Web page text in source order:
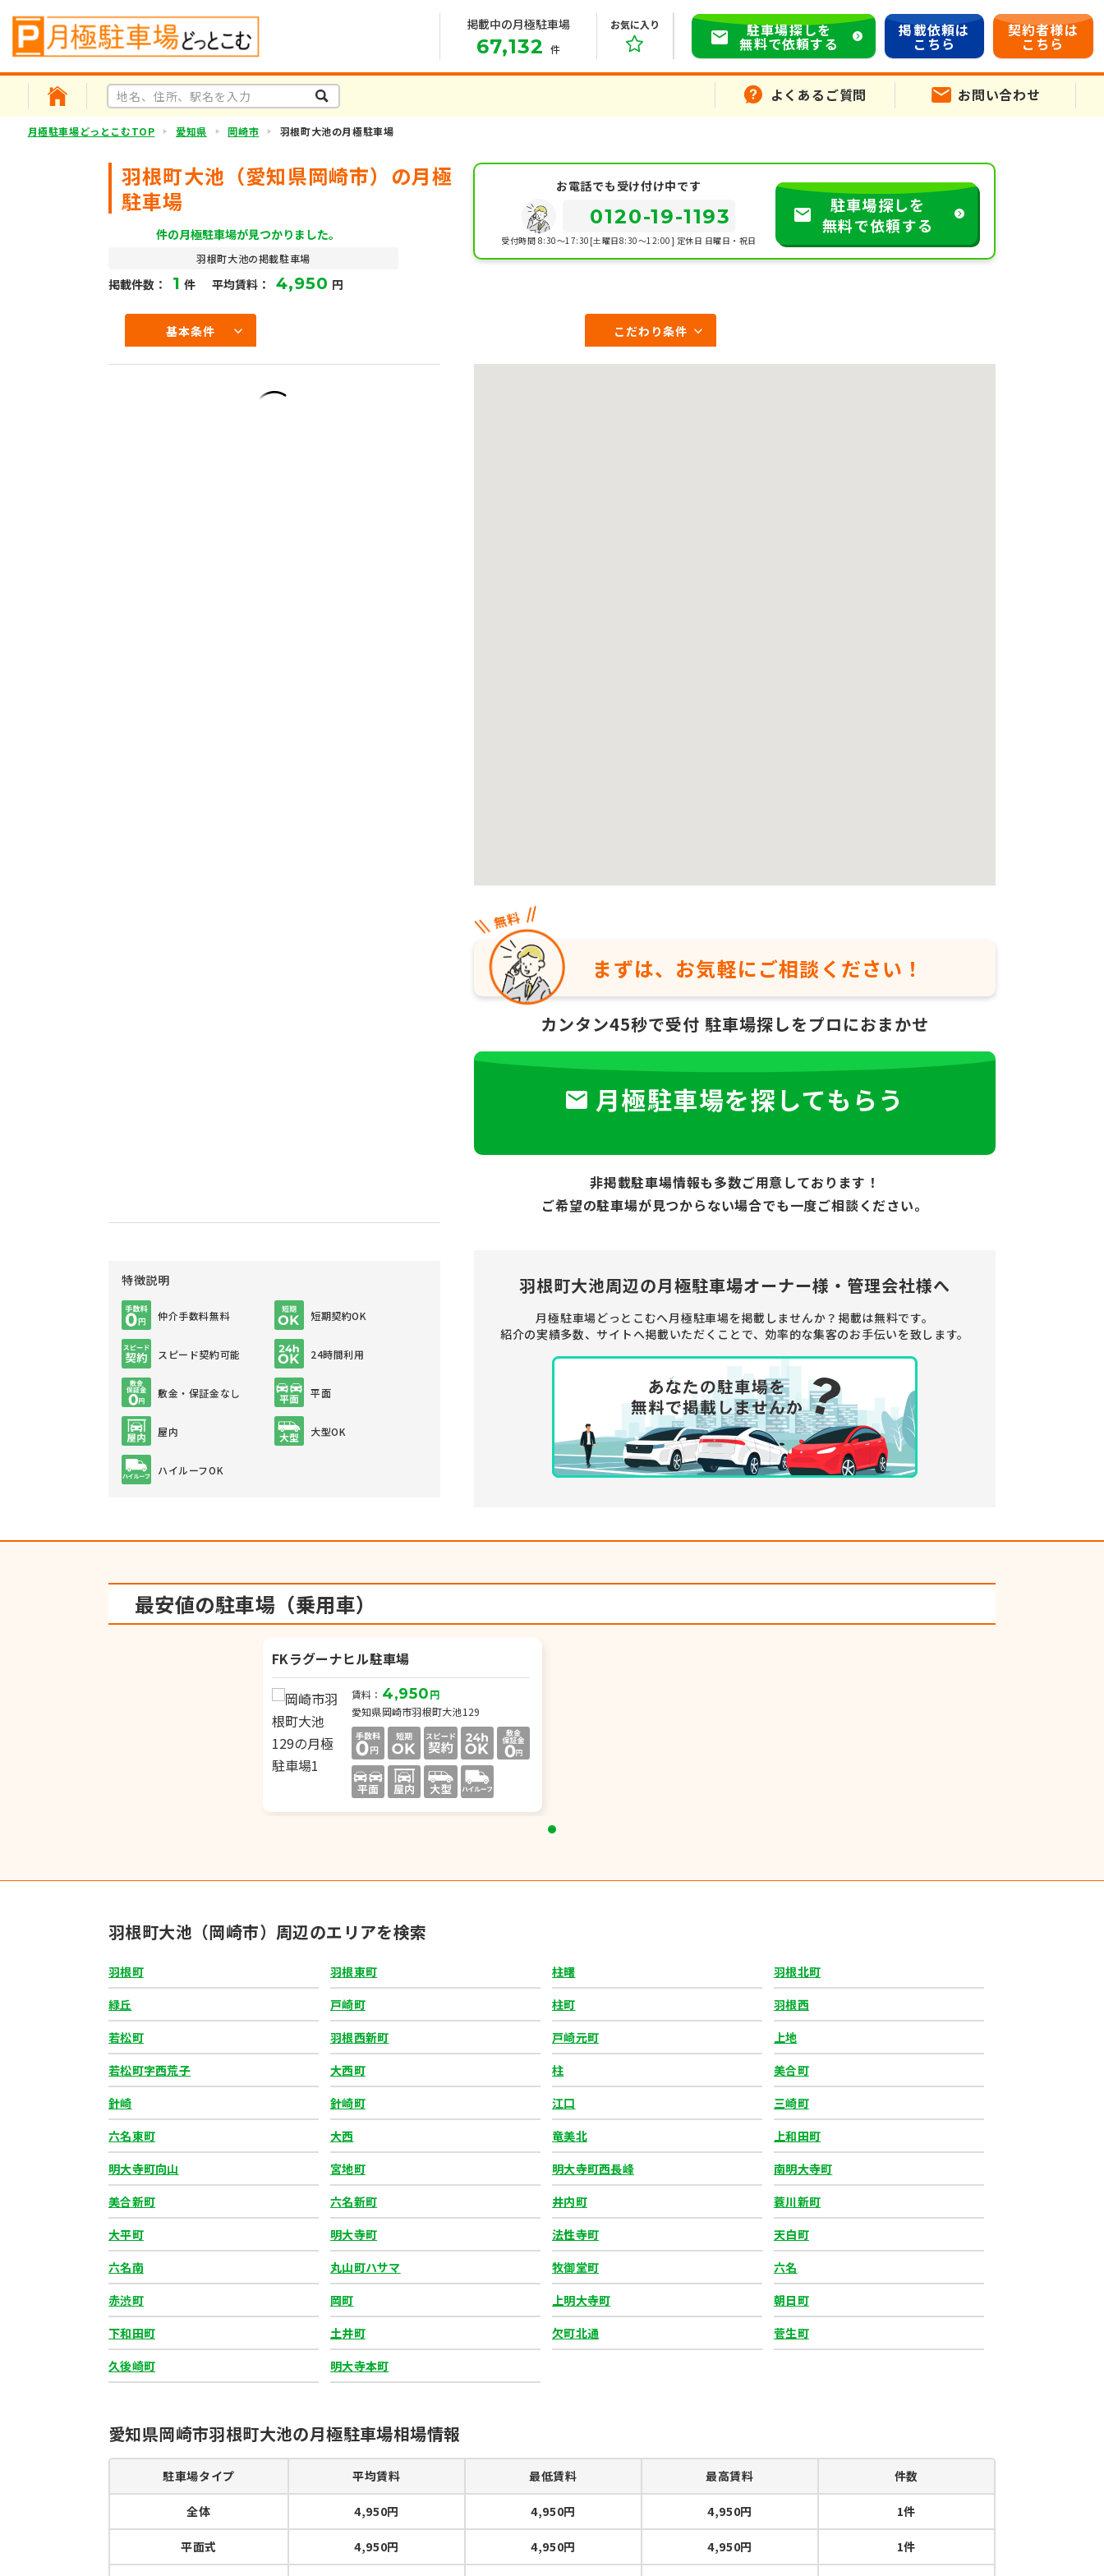
掲載中の月極駐車場
67,132 件
お気に入り 駐車場探しを
無料で依頼する
掲載依頼は
こちら
契約者様は
こちら
よくあるご質問 お問い合わせ
月極駐車場どっとこむTOP 愛知県 岡崎市 羽根町大池の月極駐車場
羽根町大池（愛知県岡崎市）の月極
駐車場
件の月極駐車場が見つかりました。
羽根町大池の掲載駐車場
掲載件数： 1 件 平均賃料： 4,950 円
お電話でも受け付け中です
0120-19-1193
受付時間 8:30～17:30[土曜日8:30～12:00] 定休日 日曜日・祝日
駐車場探しを
無料で依頼する
基本条件 こだわり条件
特徴説明
仲介手数料無料 短期契約OK
スピード契約可能 24時間利用
敷金・保証金なし 平面
屋内 大型OK
ハイルーフOK
まずは、お気軽にご相談ください！
カンタン45秒で受付 駐車場探しをプロにおまかせ
月極駐車場を探してもらう
非掲載駐車場情報も多数ご用意しております！
ご希望の駐車場が見つからない場合でも一度ご相談ください。
羽根町大池周辺の月極駐車場オーナー様・管理会社様へ
月極駐車場どっとこむへ月極駐車場を掲載しませんか？ 掲載は無料です。
紹介の実績多数、サイトへ掲載いただくことで、 効率的な集客のお手伝いを致します。
最安値の駐車場（乗用車）
FKラグーナヒル駐車場
賃料： 4,950円
愛知県岡崎市羽根町大池129
羽根町大池（岡崎市）周辺のエリアを検索
羽根町 羽根東町 柱曙
羽根北町
緑丘
戸崎町 柱町
羽根西
若松町
羽根西新町 戸崎元町
上地
若松町字西荒子
大西町 柱
美合町
針崎
針崎町 江口
三崎町
六名東町
大西 竜美北
上和田町
明大寺町向山
宮地町 明大寺町西長峰
南明大寺町
美合新町
六名新町 井内町
蓑川新町
大平町
明大寺町 法性寺町
天白町
六名南
丸山町ハサマ 牧御堂町
六名
赤渋町
岡町 上明大寺町
朝日町
下和田町
土井町 欠町北通
菅生町
久後崎町
明大寺本町
愛知県岡崎市羽根町大池の月極駐車場相場情報
駐車場タイプ 平均賃料 最低賃料 最高賃料 件数
全体 4,950円 4,950円 4,950円 1件
平面式 4,950円 4,950円 4,950円 1件